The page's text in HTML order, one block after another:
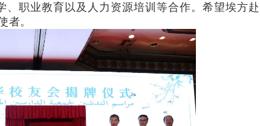
职业教育以及人力资源培训等合作。 希望埃方
者。